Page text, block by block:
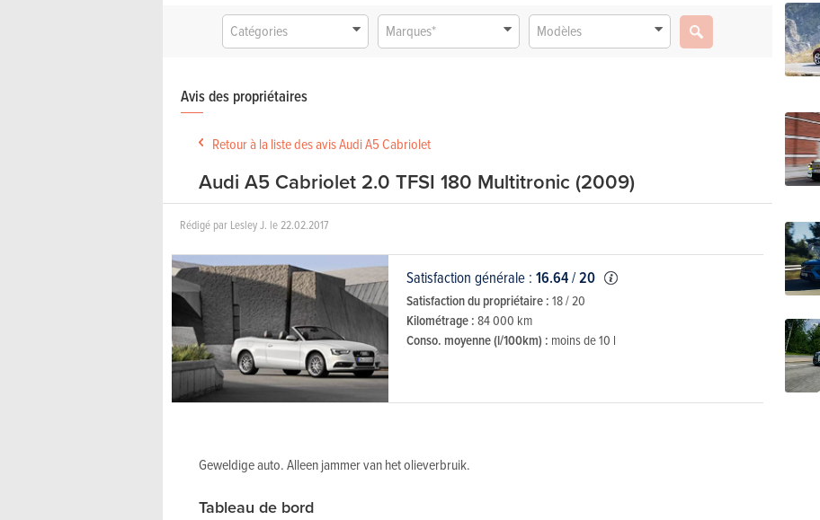
Catégories Marques* Modèles
Avis des propriétaires
Retour à la liste des avis Audi A5 Cabriolet
Audi A5 Cabriolet 2.0 TFSI 180 Multitronic (2009)
Rédigé par Lesley J. le22.02.2017
Satisfaction générale : 16.64/20
Satisfaction du propriétaire :18 / 20
Kilométrage :84 000 km
Conso. moyenne (l/100km) : moins de 10 l
Geweldige auto. Alleen jammer van het olieverbruik.
Tableau de bord